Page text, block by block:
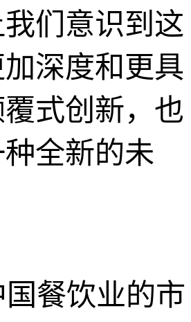
们意识到这
深度和更具
式创新，也
全新的未
国餐饮业的市